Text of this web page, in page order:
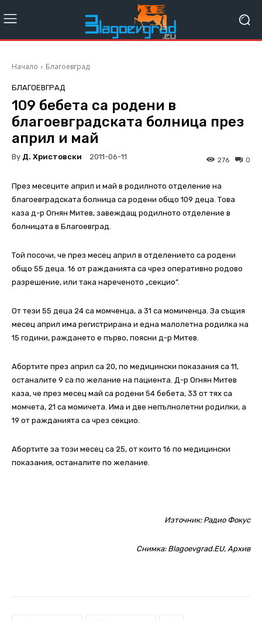
Начало Благоевград
БЛАГОЕВГРАД
109 бебета са родени в
благоевградската болница през
април и май
By Д. Христовски 2011-06-11 0
276
През месеците април и май в родилното отделение на
благоевградската болница са родени общо 109 деца. Това
каза д-р Огнян Митев, завеждащ родилното отделение в
болницата в Благоевград.
Той посочи, че през месец април в отделението са родени
общо 55 деца. 16 от ражданията са чрез оперативно родово
разрешение, или така нареченото „секцио”.
От тези 55 деца 24 са момченца, а 31 са момиченца. За същия
месец април има регистрирана и една малолетна родилка на
15 години, раждането е първо, поясни д-р Митев.
Абортите през април са 20, по медицински показания са 11,
останалите 9 са по желание на пациента. Д-р Огнян Митев
каза, че през месец май са родени 54 бебета, 33 от тях са
момчета, 21 са момичета. Има и две непълнолетни родилки, а
19 от ражданията са чрез секцио.
Абортите за този месец са 25, от които 16 по медицински
показания, останалите по желание.
Източник: Радио Фокус
Снимка: Blagoevgrad.EU, Архив